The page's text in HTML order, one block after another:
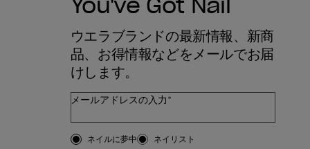
ウエラブランドの最新情報、新商
品、お得情報などをメールでお届
けします。
メールアドレスの入力*
お客様のタイプ
ネイルに夢中 ネイリスト